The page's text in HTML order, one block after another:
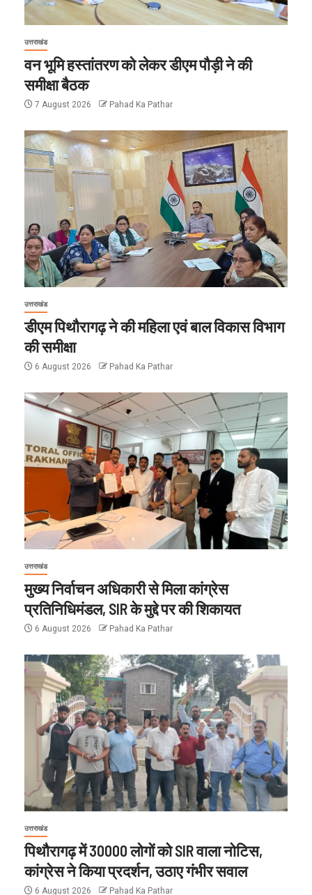
उत्तराखंड
वन भूमि हस्तांतरण को लेकर डीएम पौड़ी ने की
समीक्षा बैठक
7 August 2026 Pahad Ka Pathar
उत्तराखंड
डीएम पिथौरागढ़ ने की महिला एवं बाल विकास विभाग
की समीक्षा
6 August 2026 Pahad Ka Pathar
उत्तराखंड
मुख्य निर्वाचन अधिकारी से मिला कांग्रेस
प्रतिनिधिमंडल, SIR के मुद्दे पर की शिकायत
6 August 2026 Pahad Ka Pathar
उत्तराखंड
पिथौरागढ़ में 30000 लोगों को SIR वाला नोटिस,
कांग्रेस ने किया प्रदर्शन, उठाए गंभीर सवाल
6 August 2026 Pahad Ka Pathar